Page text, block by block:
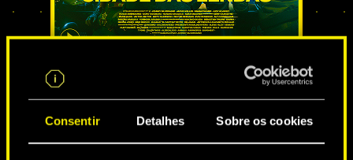
Consentir Detalhes Sobre os cookies